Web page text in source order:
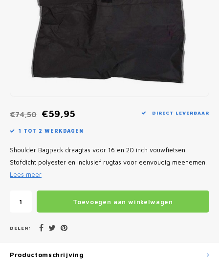
Fietscomputers
Zadeltassen
Vouwfiets Banden
€74,50 €59,95 DIRECT LEVERBAAR
1 TOT 2 WERKDAGEN
Shoulder Bagpack draagtas voor 16 en 20 inch vouwfietsen.
Stofdicht polyester en inclusief rugtas voor eenvoudig meenemen.
Lees meer
Toevoegen aan winkelwagen
DELEN:
Productomschrijving